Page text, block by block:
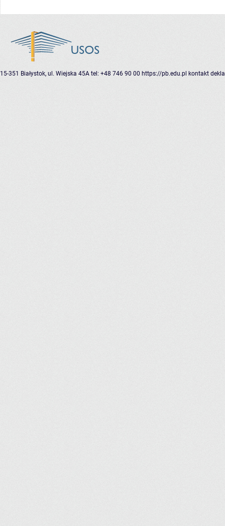
15-351 Białystok, ul. Wiejska 45A tel: +48 746 90 00 https://pb.edu.pl kontakt